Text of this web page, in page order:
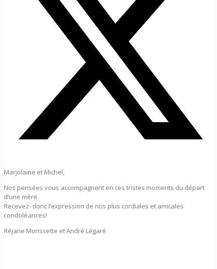
Marjolaine et Michel,
Nos pensées vous accompagnent en ces tristes moments du départ
d’une mère.
Recevez- donc l’expression de nos plus cordiales et amicales
condoléances!
Réjane Morissette et André Légaré